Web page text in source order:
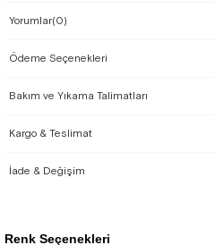
Yorumlar(0)
Ödeme Seçenekleri
Bakım ve Yıkama Talimatları
Kargo & Teslimat
İade & Değişim
Renk Seçenekleri